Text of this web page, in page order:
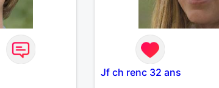
Jf ch renc 32 ans